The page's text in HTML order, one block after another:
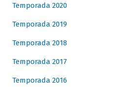
Temporada 2020
Temporada 2019
Temporada 2018
Temporada 2017
Temporada 2016